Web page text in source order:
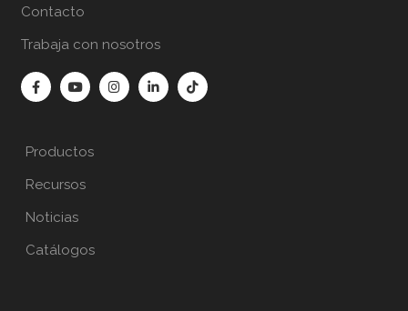
Contacto
Trabaja con nosotros
Productos
Recursos
Noticias
Catálogos